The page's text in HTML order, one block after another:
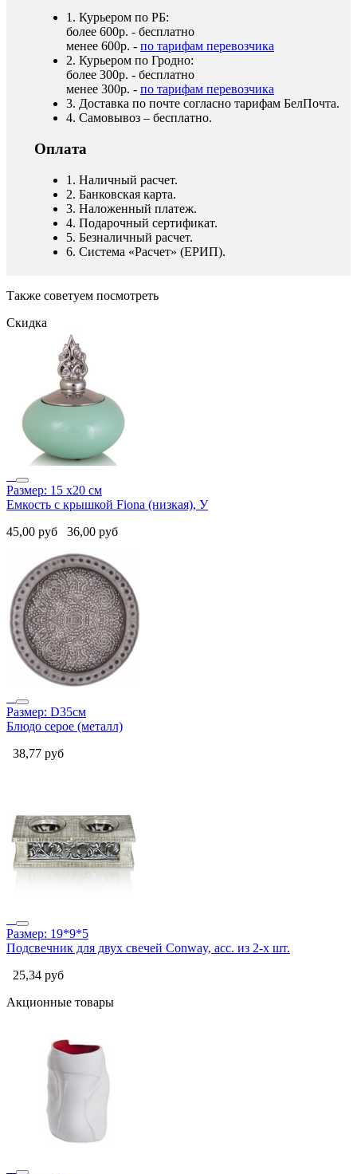
1. Курьером по РБ:
более 600р. - бесплатно
менее 600р. - по тарифам перевозчика
2. Курьером по Гродно:
более 300р. - бесплатно
менее 300р. - по тарифам перевозчика
3. Доставка по почте согласно тарифам БелПочта.
4. Самовывоз – бесплатно.
Оплата
1. Наличный расчет.
2. Банковская карта.
3. Наложенный платеж.
4. Подарочный сертификат.
5. Безналичный расчет.
6. Система «Расчет» (ЕРИП).
Также советуем посмотреть
Скидка
Размер: 15 x20 см
Емкость с крышкой Fiona (низкая), У
45,00 руб 36,00 руб
Размер: D35см
Блюдо серое (металл)
38,77 руб
Размер: 19*9*5
Подсвечник для двух свечей Conway, асс. из 2-х шт.
25,34 руб
Акционные товары